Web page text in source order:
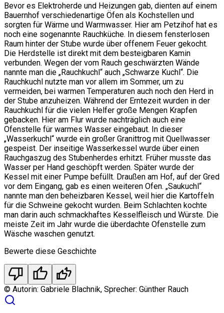
Bevor es Elektroherde und Heizungen gab, dienten auf einem
Bauernhof verschiedenartige Öfen als Kochstellen und
sorgten für Wärme und Warmwasser. Hier am Petzihof hat es
noch eine sogenannte Rauchküche. In diesem fensterlosen
Raum hinter der Stube wurde über offenem Feuer gekocht.
Die Herdstelle ist direkt mit dem besteigbaren Kamin
verbunden. Wegen der vom Rauch geschwärzten Wände
nannte man die „Rauchkuchl“ auch „Schwarze Kuchl“. Die
Rauchkuchl nutzte man vor allem im Sommer, um zu
vermeiden, bei warmen Temperaturen auch noch den Herd in
der Stube anzuheizen. Während der Erntezeit wurden in der
Rauchkuchl für die vielen Helfer große Mengen Krapfen
gebacken. Hier am Flur wurde nachträglich auch eine
Ofenstelle für warmes Wasser eingebaut. In dieser
„Wasserkuchl“ wurde ein großer Granittrog mit Quellwasser
gespeist. Der inseitige Wasserkessel wurde über einen
Rauchgaszug des Stubenherdes erhitzt. Früher musste das
Wasser per Hand geschöpft werden. Später wurde der
Kessel mit einer Pumpe befüllt. Draußen am Hof, auf der Gred
vor dem Eingang, gab es einen weiteren Ofen. „Saukuchl“
nannte man den beheizbaren Kessel, weil hier die Kartoffeln
für die Schweine gekocht wurden. Beim Schlachten kochte
man darin auch schmackhaftes Kesselfleisch und Würste. Die
meiste Zeit im Jahr wurde die überdachte Ofenstelle zum
Wäsche waschen genutzt.
Bewerte diese Geschichte
thumb_down thumb_up thumbs_up_double
© Autorin: Gabriele Blachnik, Sprecher: Günther Rauch